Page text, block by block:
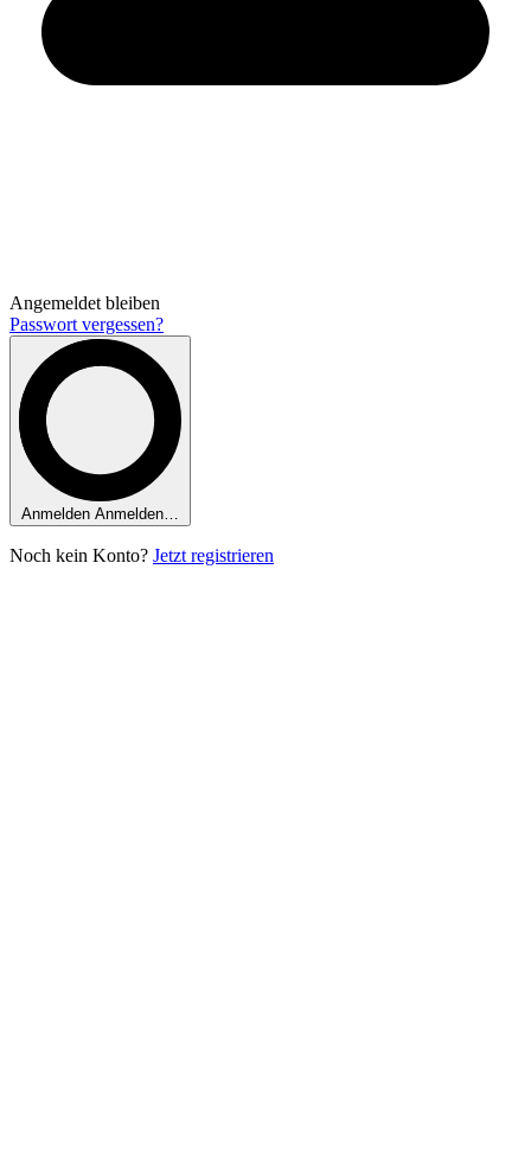
Angemeldet bleiben
Passwort vergessen?
Anmelden Anmelden…
Noch kein Konto? Jetzt registrieren